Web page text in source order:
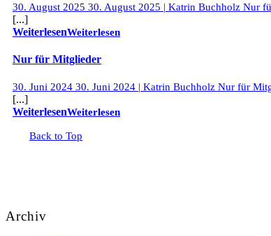
30. August 2025 30. August 2025 | Katrin Buchholz Nur
[...]
WeiterlesenWeiterlesen
Nur für Mitglieder
30. Juni 2024 30. Juni 2024 | Katrin Buchholz Nur für
[...]
WeiterlesenWeiterlesen
Back to Top
Archiv